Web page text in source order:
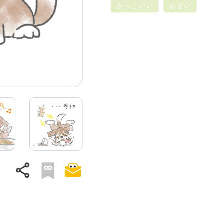
share
かっこいい
ゆるい